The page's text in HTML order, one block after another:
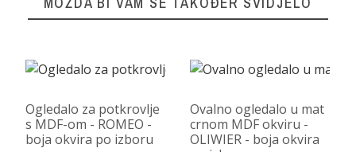
Ogledalo za potkrovlje
s MDF-om - ROMEO -
boja okvira po izboru
Ovalno ogledalo u mat
crnom MDF okviru -
OLIWIER - boja okvira